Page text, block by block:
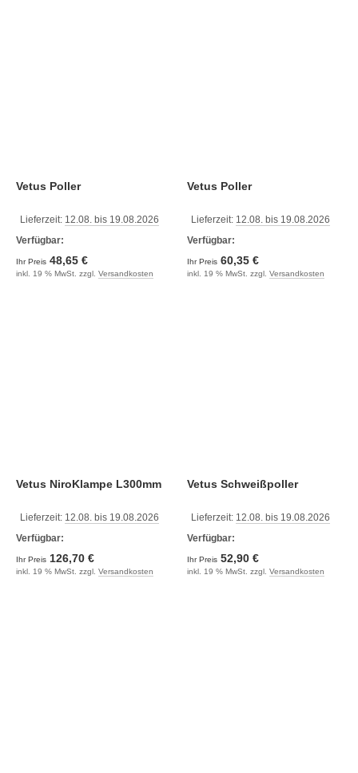
Vetus Poller
Lieferzeit: 12.08. bis 19.08.2026
Verfügbar:
Ihr Preis 48,65 €
inkl. 19 % MwSt. zzgl. Versandkosten
Vetus Poller
Lieferzeit: 12.08. bis 19.08.2026
Verfügbar:
Ihr Preis 60,35 €
inkl. 19 % MwSt. zzgl. Versandkosten
Vetus NiroKlampe L300mm
Lieferzeit: 12.08. bis 19.08.2026
Verfügbar:
Ihr Preis 126,70 €
inkl. 19 % MwSt. zzgl. Versandkosten
Vetus Schweißpoller
Lieferzeit: 12.08. bis 19.08.2026
Verfügbar:
Ihr Preis 52,90 €
inkl. 19 % MwSt. zzgl. Versandkosten